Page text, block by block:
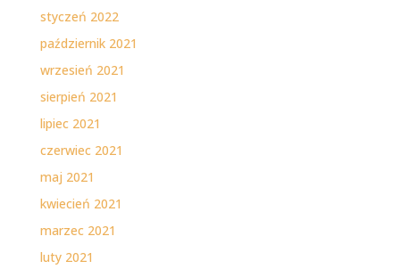
styczeń 2022
październik 2021
wrzesień 2021
sierpień 2021
lipiec 2021
czerwiec 2021
maj 2021
kwiecień 2021
marzec 2021
luty 2021